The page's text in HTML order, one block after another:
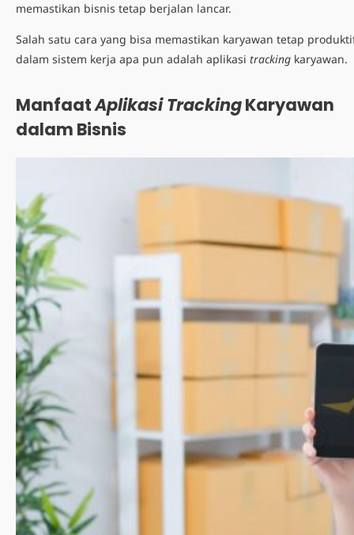
memastikan bisnis tetap berjalan lancar.
Salah satu cara yang bisa memastikan karyawan tetap
dalam sistem kerja apa pun adalah aplikasi tracking karyawan.
ManfaatAplikasi TrackingKaryawan
dalam Bisnis